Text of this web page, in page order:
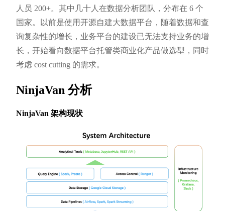
人员 200+。其中几十人在数据分析团队，分布在 6 个
国家。以前是使用开源自建大数据平台，随着数据和查
询复杂性的增长，业务平台的建设已无法支持业务的增
长，开始看向数据平台托管类商业化产品做选型，同时
考虑 cost cutting 的需求。
NinjaVan 分析
NinjaVan 架构现状